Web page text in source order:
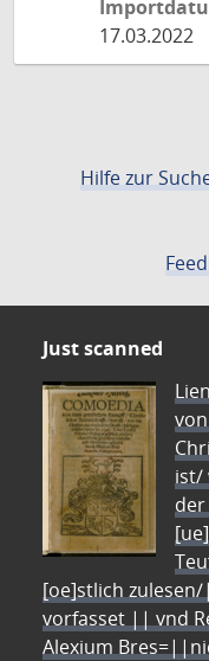
17.03.2022
Hilfe zur
Just scanned
ist/
[oe]stlich
vorfasset || vnd
Alexium